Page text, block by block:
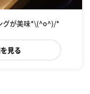
グが美味*\(^o^)/*
見る